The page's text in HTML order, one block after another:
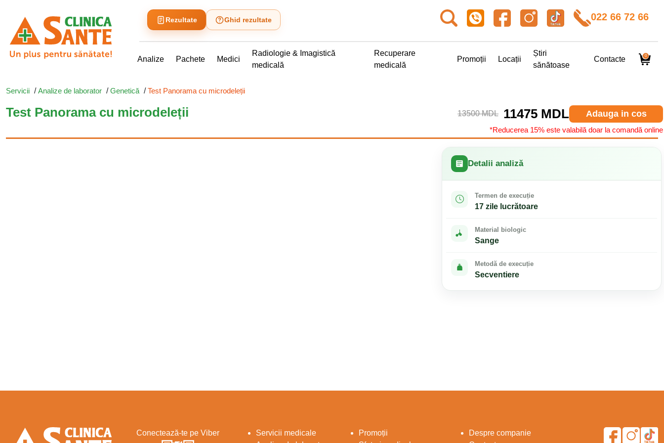
Rezultate Ghid rezultate 022 66 72 66
Analize Pachete Medici
Radiologie & Imagistică
medicală
Recuperare
medicală
Promoții Locații
Știri
sănătoase
Contacte 0
Servicii /Analize de laborator /Genetică /Test Panorama cu microdeleții
Test Panorama cu microdeleții 13500 MDL 11475 MDL Adauga in cos
*Reducerea 15% este valabilă doar la comandă online
Detalii analiză
Termen de execuție
17 zile lucrătoare
Material biologic
Sange
Metodă de execuție
Secventiere
Conectează-te pe Viber
Servicii medicale
Promoții
Despre companie